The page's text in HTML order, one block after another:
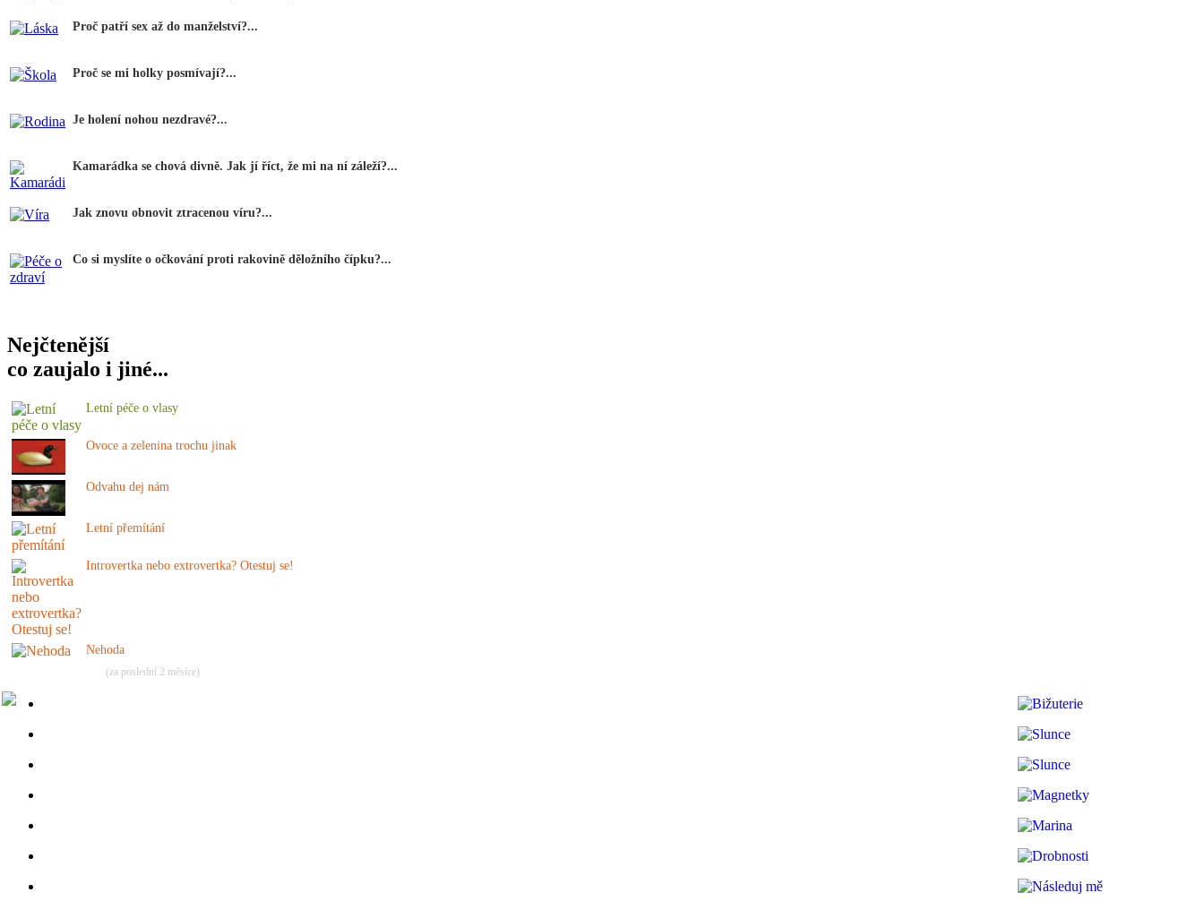
Proč patří sex až do manželství?...
Proč se mi holky posmívají?...
Je holení nohou nezdravé?...
Kamarádka se chová divně. Jak jí říct, že mi na ní záleží?...
Jak znovu obnovit ztracenou víru?...
Co si myslíte o očkování proti rakovině děložního čípku?...
Nejčtenější
co zaujalo i jiné...
Letní péče o vlasy
Ovoce a zelenina trochu jinak
Odvahu dej nám
Letní přemítání
Introvertka nebo extrovertka? Otestuj se!
Nehoda
(za poslední 2 měsíce)